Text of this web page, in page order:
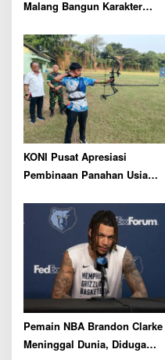
n
Malang Bangun Karakter
Muay Thai
KONI Pusat Apresiasi
Pembinaan Panahan Usia
Malang
Pemain NBA Brandon Clarke
Meninggal Dunia, Diduga